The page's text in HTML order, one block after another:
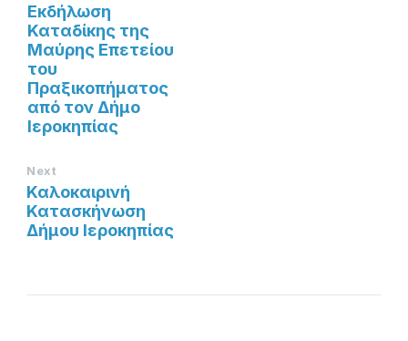
Εκδήλωση
Καταδίκης της
Μαύρης Επετείου
του
Πραξικοπήματος
από τον Δήμο
Ιεροκηπίας
Next
Καλοκαιρινή
Κατασκήνωση
Δήμου Ιεροκηπίας